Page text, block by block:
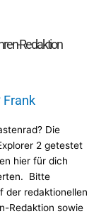
Redaktion
Frank
Die
2 getestet
hier für dich
Bitte
der redaktionellen
Redaktion sowie